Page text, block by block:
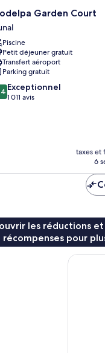
Garden Court
Piscine
Petit déjeuner gratuit
Transfert aéroport
Parking gratuit
Exceptionnel
1 011 avis
taxes et
6
les réductions
pour